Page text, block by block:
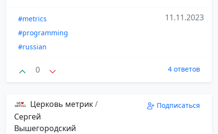
#metrics
#programming
#russian
11.11.2023
0 4 ответов
Церковь метрик/
Сергей
Вышегородский
Подписаться